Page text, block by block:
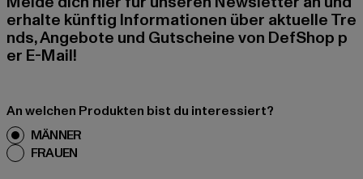
erhalte künftig Informationen über aktuelle Tre
nds, Angebote und Gutscheine von DefShop p
er E-Mail!
An welchen Produkten bist du interessiert?
MÄNNER
FRAUEN